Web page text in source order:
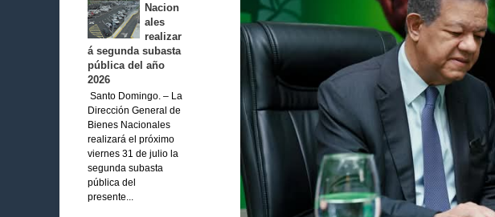
Nacion
ales
realizar
á segunda subasta
pública del año
2026
Santo Domingo. – La
Dirección General de
Bienes Nacionales
realizará el próximo
viernes 31 de julio la
segunda subasta
pública del
presente...